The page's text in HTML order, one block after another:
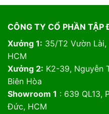
CÔNG TY CỔ PHẦN TẬP
Xưởng 1: 35/T2 Vườn Lài,
HCM
Xưởng 2: K2-39, Nguyễn
Biên Hòa
Showroom 1 : 639 QL13,
Đức, HCM